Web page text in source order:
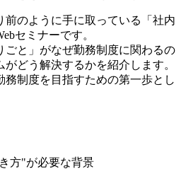
前のように手に取っている「社内
セミナーです。
ごと」がなぜ勤務制度に関わるの
どう解決するかを紹介します。
制度を目指すための第一歩とし
方"が必要な背景